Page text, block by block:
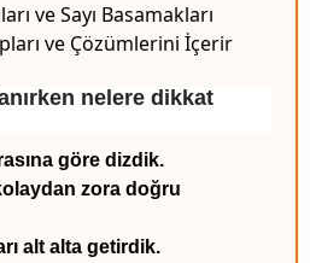
ve Sayı Basamakları
ve Çözümlerini İçerir
nelere dikkat
göre dizdik.
zora doğru
alt alta getirdik.